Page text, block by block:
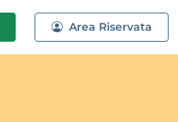
Area Riservata